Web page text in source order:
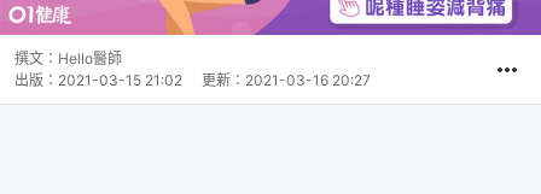
撰文： Hello醫師
出版： 2021-03-15 21:02 更新： 2021-03-16 20:27